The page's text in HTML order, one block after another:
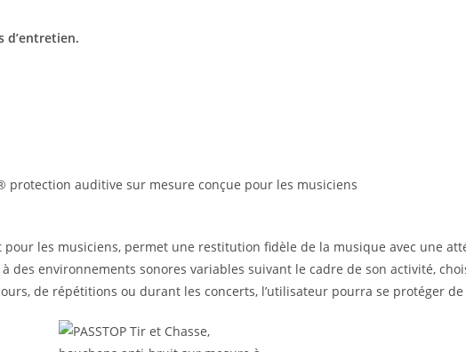
d’entretien.
les musiciens, permet une restitution fidèle de la musique avec une
des environnements sonores variables suivant le cadre de son activité,
de répétitions ou durant les concerts, l’utilisateur pourra se protéger de